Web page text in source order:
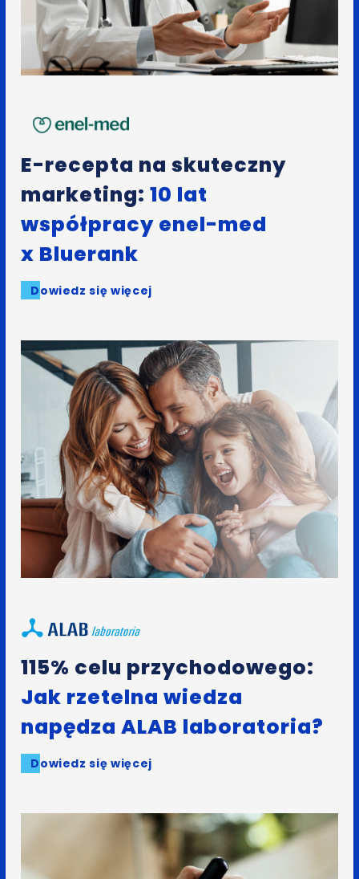
E-recepta na skuteczny
marketing: 10 lat
współpracy enel-med
x Bluerank
Dowiedz się więcej
115% celu przychodowego:
Jak rzetelna wiedza
napędza ALAB laboratoria?
Dowiedz się więcej